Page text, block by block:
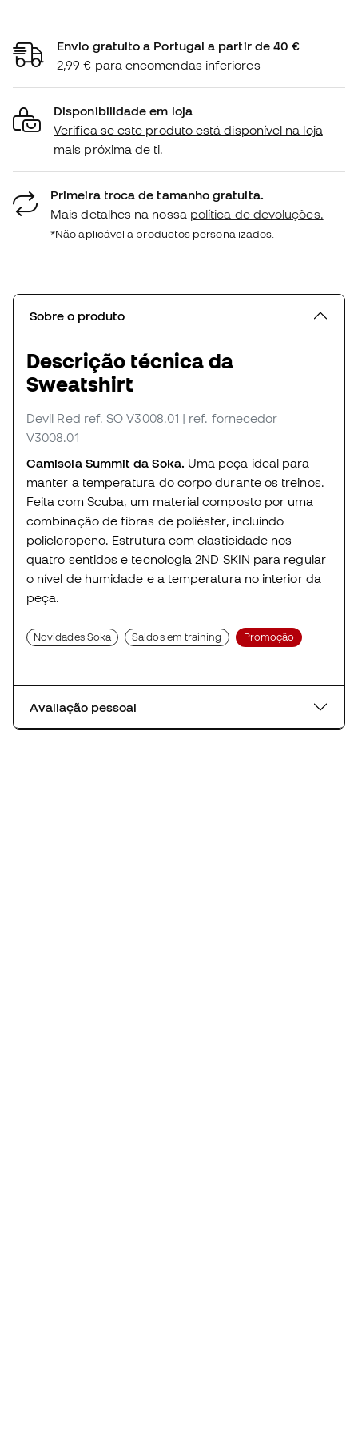
Envio gratuito a Portugal a partir de 40 €
2,99 € para encomendas inferiores
Disponibilidade em loja
Verifica se este produto está disponível na loja
mais próxima de ti.
Primeira troca de tamanho gratuita.
Mais detalhes na nossa política de devoluções.
*Não aplicável a productos personalizados.
Sobre o produto
Descrição técnica da
Sweatshirt
Devil Red ref. SO_V3008.01 | ref. fornecedor
V3008.01
Camisola Summit da Soka. Uma peça ideal para
manter a temperatura do corpo durante os treinos.
Feita com Scuba, um material composto por uma
combinação de fibras de poliéster, incluindo
policloropeno. Estrutura com elasticidade nos
quatro sentidos e tecnologia 2ND SKIN para regular
o nível de humidade e a temperatura no interior da
peça.
Novidades Soka Saldos em training Promoção
Avaliação pessoal